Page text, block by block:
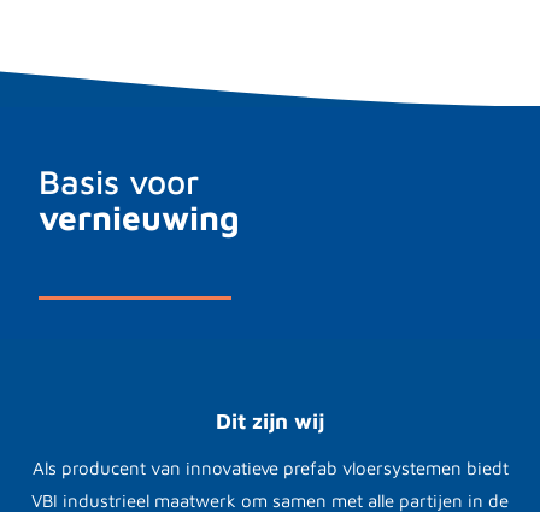
Basis voor
vernieuwing
Dit zijn wij
Als producent van innovatieve prefab vloersystemen biedt
VBI industrieel maatwerk om samen met alle partijen in de